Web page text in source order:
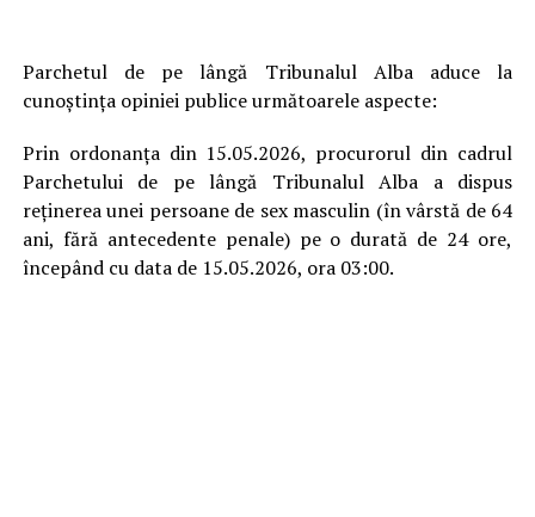
Parchetul de pe lângă Tribunalul Alba aduce la
cunoștința opiniei publice următoarele aspecte:
Prin ordonanţa din 15.05.2026, procurorul din cadrul
Parchetului de pe lângă Tribunalul Alba a dispus
reţinerea unei persoane de sex masculin (în vârstă de 64
ani, fără antecedente penale) pe o durată de 24 ore,
începând cu data de 15.05.2026, ora 03:00.